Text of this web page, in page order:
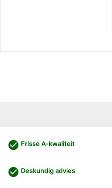
check_circle Frisse A-kwaliteit
check_circle Deskundig advies